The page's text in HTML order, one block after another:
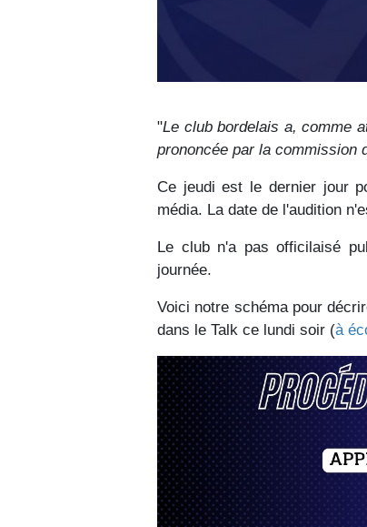
"Le club bordelais a, comme
prononcée par la commission
Ce jeudi est le dernier jour
média. La date de l'audition
Le club n'a pas officilaisé
journée.
Voici notre schéma pour
dans le Talk ce lundi soir (à